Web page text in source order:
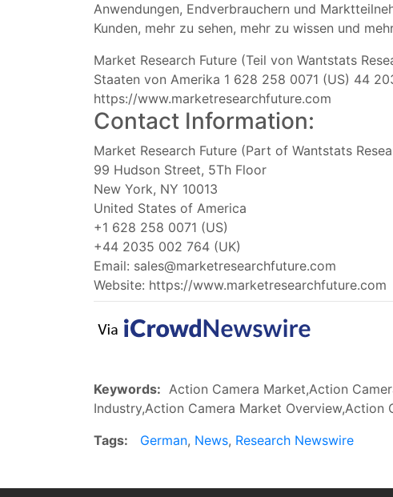
Anwendungen, Endverbrauchern und
Kunden, mehr zu sehen, mehr zu wissen und
Market Research Future (Teil von Wantstats
Staaten von Amerika 1 628 258 0071 (US) 44
https://www.marketresearchfuture.com
Contact Information:
Market Research Future (Part of Wantstats
99 Hudson Street, 5Th Floor
New York, NY 10013
United States of America
+1 628 258 0071 (US)
+44 2035 002 764 (UK)
Email: sales@marketresearchfuture.com
Website: https://www.marketresearchfuture.com
Keywords: Action Camera Market,Action
Industry,Action Camera Market Overview,Action
Tags:
German, News, Research Newswire